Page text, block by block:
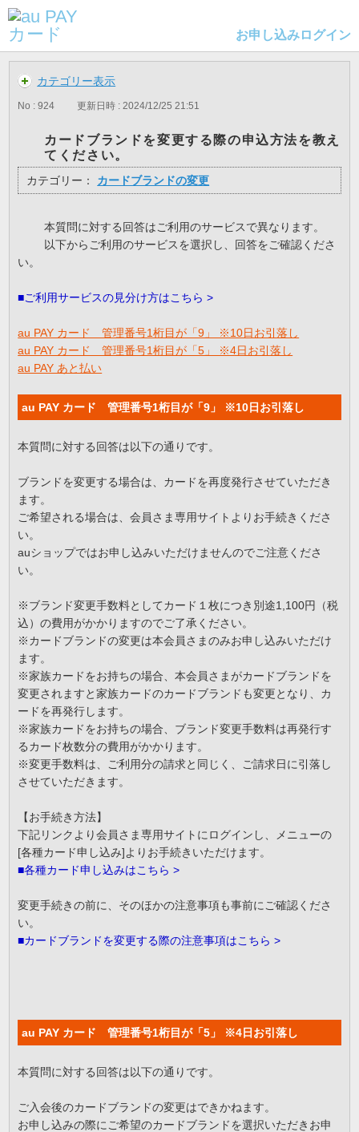
お申し込みログイン
カテゴリー表示
No : 924 更新日時 : 2024/12/25 21:51
カードブランドを変更する際の申込方法を教え
てください。
カテゴリー： カードブランドの変更
本質問に対する回答はご利用のサービスで異なります。
以下からご利用のサービスを選択し、回答をご確認くださ
い。
■ご利用サービスの見分け方はこちら >
au PAY カード 管理番号1桁目が「9」 ※10日お引落し
au PAY カード 管理番号1桁目が「5」 ※4日お引落し
au PAY あと払い
au PAY カード 管理番号1桁目が「9」 ※10日お引落し
本質問に対する回答は以下の通りです。
ブランドを変更する場合は、カードを再度発行させていただき
ます。
ご希望される場合は、会員さま専用サイトよりお手続きくださ
い。
auショップではお申し込みいただけませんのでご注意くださ
い。
※ブランド変更手数料としてカード１枚につき別途1,100円（税
込）の費用がかかりますのでご了承ください。
※カードブランドの変更は本会員さまのみお申し込みいただけ
ます。
※家族カードをお持ちの場合、本会員さまがカードブランドを
変更されますと家族カードのカードブランドも変更となり、カ
ードを再発行します。
※家族カードをお持ちの場合、ブランド変更手数料は再発行す
るカード枚数分の費用がかかります。
※変更手数料は、ご利用分の請求と同じく、ご請求日に引落し
させていただきます。
【お手続き方法】
下記リンクより会員さま専用サイトにログインし、メニューの
[各種カード申し込み]よりお手続きいただけます。
■各種カード申し込みはこちら >
変更手続きの前に、そのほかの注意事項も事前にご確認くださ
い。
■カードブランドを変更する際の注意事項はこちら >
au PAY カード 管理番号1桁目が「5」 ※4日お引落し
本質問に対する回答は以下の通りです。
ご入会後のカードブランドの変更はできかねます。
お申し込みの際にご希望のカードブランドを選択いただきお申